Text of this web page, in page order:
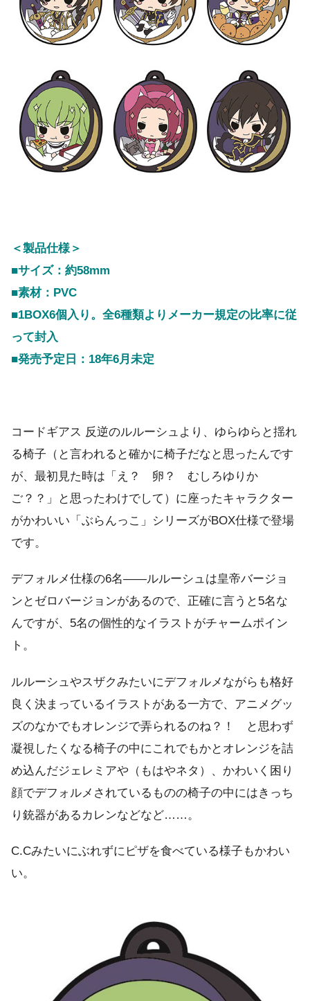
＜製品仕様＞
■サイズ：約58mm
■素材：PVC
■1BOX6個入り。全6種類よりメーカー規定の比率に従
って封入
■発売予定日：18年6月未定
コードギアス 反逆のルルーシュより、ゆらゆらと揺れ
る椅子（と言われると確かに椅子だなと思ったんです
が、最初見た時は「え？ 卵？ むしろゆりか
ご？？」と思ったわけでして）に座ったキャラクター
がかわいい「ぶらんっこ」シリーズがBOX仕様で登場
です。
デフォルメ仕様の6名――ルルーシュは皇帝バージョ
ンとゼロバージョンがあるので、正確に言うと5名な
んですが、5名の個性的なイラストがチャームポイン
ト。
ルルーシュやスザクみたいにデフォルメながらも格好
良く決まっているイラストがある一方で、アニメグッ
ズのなかでもオレンジで弄られるのね？！ と思わず
凝視したくなる椅子の中にこれでもかとオレンジを詰
め込んだジェレミアや（もはやネタ）、かわいく困り
顔でデフォルメされているものの椅子の中にはきっち
り銃器があるカレンなどなど……。
C.Cみたいにぶれずにピザを食べている様子もかわい
い。